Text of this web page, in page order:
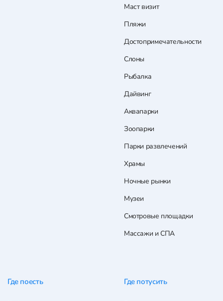
Маст визит
Пляжи
Достопримечательности
Слоны
Рыбалка
Дайвинг
Аквапарки
Зоопарки
Парки развлечений
Храмы
Ночные рынки
Музеи
Смотровые площадки
Массажи и СПА
Где поесть Где потусить